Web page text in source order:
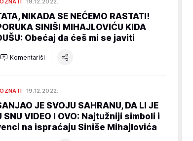
19.12.2022.
NIKADA SE NEĆEMO RASTATI!
SINIŠI MIHAJLOVIĆU KIDA
Obećaj da ćeš mi se javiti
Komentariši
19.12.2022.
JE SVOJU SAHRANU, DA LI JE
SNU VIDEO I OVO: Najtužniji simboli i
na ispraćaju Siniše Mihajlovića